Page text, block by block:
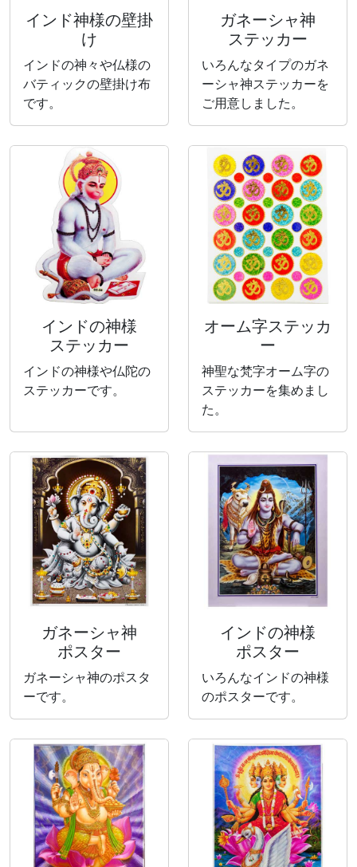
インド神様の壁掛
け
インドの神々や仏様の
バティックの壁掛け布
です。
ガネーシャ神
ステッカー
いろんなタイプのガネ
ーシャ神ステッカーを
ご用意しました。
インドの神様
ステッカー
インドの神様や仏陀の
ステッカーです。
オーム字ステッカ
ー
神聖な梵字オーム字の
ステッカーを集めまし
た。
ガネーシャ神
ポスター
ガネーシャ神のポスタ
ーです。
インドの神様
ポスター
いろんなインドの神様
のポスターです。